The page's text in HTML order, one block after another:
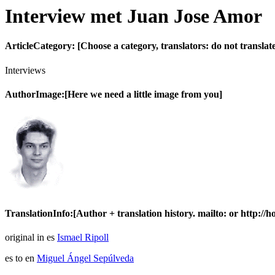
Interview met Juan Jose Amor
ArticleCategory: [Choose a category, translators: do not
Interviews
AuthorImage:[Here we need a little image from you]
TranslationInfo:[Author + translation history. mailto: or http://
original in es Ismael Ripoll
es to en Miguel Ángel Sepúlveda